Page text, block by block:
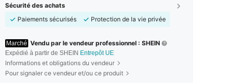
Sécurité des achats
Paiements sécurisés
Protection de la vie privée
Marché Vendu par le vendeur professionnel : SHEIN
Expédié à partir de SHEIN Entrepôt UE
Informations et obligations du vendeur
Pour signaler ce vendeur et/ou ce produit